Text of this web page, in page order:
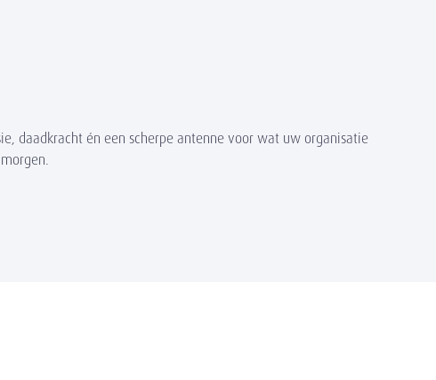
daadkracht én een scherpe antenne voor wat uw organisatie